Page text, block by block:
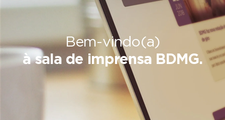
Bem-vindo(a)
à sala de imprensa BDMG.